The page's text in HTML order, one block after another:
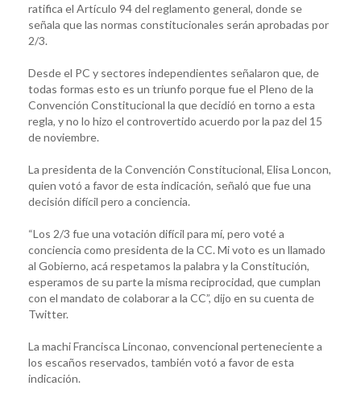
ratifica el Artículo 94 del reglamento general, donde se
señala que las normas constitucionales serán aprobadas por
2/3.
Desde el PC y sectores independientes señalaron que, de
todas formas esto es un triunfo porque fue el Pleno de la
Convención Constitucional la que decidió en torno a esta
regla, y no lo hizo el controvertido acuerdo por la paz del 15
de noviembre.
La presidenta de la Convención Constitucional, Elisa Loncon,
quien votó a favor de esta indicación, señaló que fue una
decisión difícil pero a conciencia.
“Los 2/3 fue una votación difícil para mí, pero voté a
conciencia como presidenta de la CC. Mi voto es un llamado
al Gobierno, acá respetamos la palabra y la Constitución,
esperamos de su parte la misma reciprocidad, que cumplan
con el mandato de colaborar a la CC”, dijo en su cuenta de
Twitter.
La machi Francisca Linconao, convencional perteneciente a
los escaños reservados, también votó a favor de esta
indicación.